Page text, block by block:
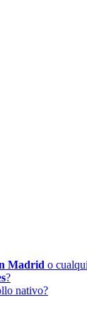
Madrid o
?
nativo?